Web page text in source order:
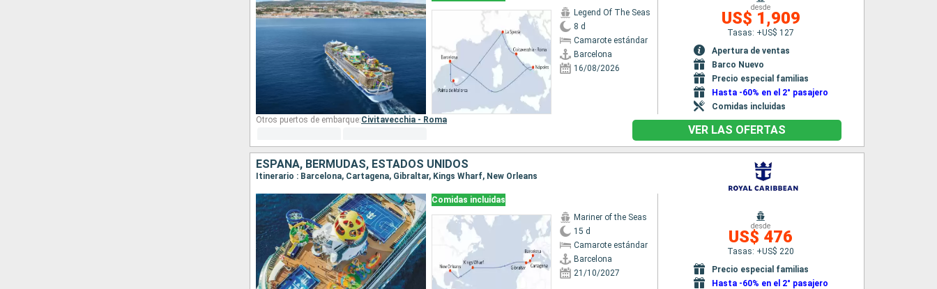
Legend Of The Seas
8 d
Camarote estándar
Barcelona
16/08/2026
desde
US$ 1,909
Tasas: +US$ 127
Apertura de ventas
Barco Nuevo
Precio especial familias
Hasta -60% en el 2° pasajero
Comidas incluidas
Otros puertos de embarque:Civitavecchia - Roma
VER LAS OFERTAS
ESPAÑA, BERMUDAS, ESTADOS UNIDOS
Itinerario : Barcelona, Cartagena, Gibraltar, Kings Wharf, New Orleans
Comidas incluidas
Mariner of the Seas
15 d
Camarote estándar
Barcelona
21/10/2027
desde
US$ 476
Tasas: +US$ 220
Precio especial familias
Hasta -60% en el 2° pasajero